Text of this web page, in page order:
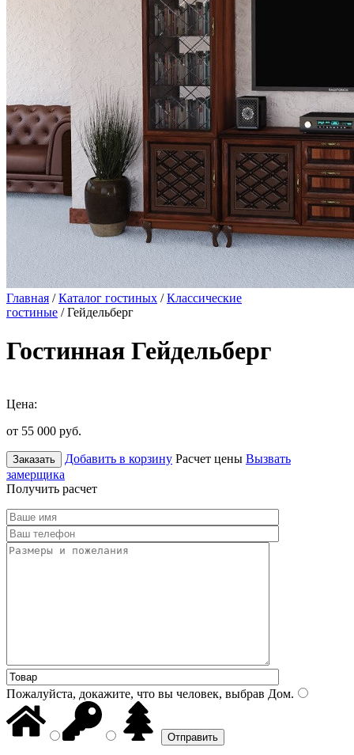
Главная /Каталог гостиных /Классические
гостиные / Гейдельберг
Гостинная Гейдельберг
Цена:
от 55 000 руб.
Заказать Добавить в корзину Расчет цены Вызвать
замерщика
Получить расчет
Пожалуйста, докажите, что вы человек, выбрав Дом.